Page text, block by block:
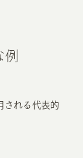
される代表的